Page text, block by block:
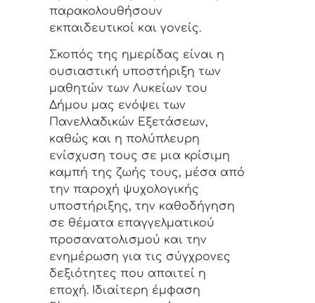
παρακολουθήσουν
εκπαιδευτικοί και γονείς.
Σκοπός της ημερίδας είναι η
ουσιαστική υποστήριξη των
μαθητών των Λυκείων του
Δήμου μας ενόψει των
Πανελλαδικών Εξετάσεων,
καθώς και η πολύπλευρη
ενίσχυση τους σε μια κρίσιμη
καμπή της ζωής τους, μέσα από
την παροχή ψυχολογικής
υποστήριξης, την καθοδήγηση
σε θέματα επαγγελματικού
προσανατολισμού και την
ενημέρωση για τις σύγχρονες
δεξιότητες που απαιτεί η
εποχή. Ιδιαίτερη έμφαση